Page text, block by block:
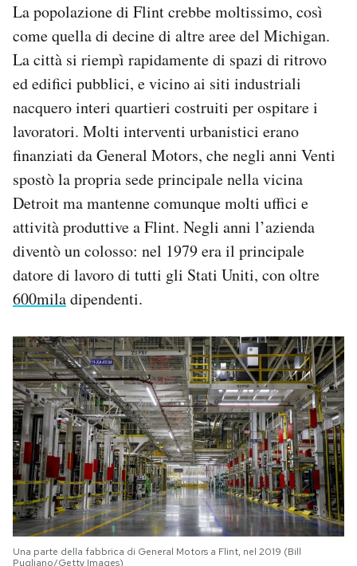
La popolazione di Flint crebbe moltissimo, così
come quella di decine di altre aree del Michigan.
La città si riempì rapidamente di spazi di ritrovo
ed edifici pubblici, e vicino ai siti industriali
nacquero interi quartieri costruiti per ospitare i
lavoratori. Molti interventi urbanistici erano
finanziati da General Motors, che negli anni Venti
spostò la propria sede principale nella vicina
Detroit ma mantenne comunque molti uffici e
attività produttive a Flint. Negli anni l’azienda
diventò un colosso: nel 1979 era il principale
datore di lavoro di tutti gli Stati Uniti, con oltre
600miladipendenti.
Una parte della fabbrica di General Motors a Flint, nel 2019 (Bill
Pugliano/Getty Images)